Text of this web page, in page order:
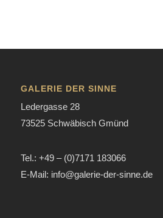
GALERIE DER SINNE
Ledergasse 28
73525 Schwäbisch Gmünd
Tel.: +49 – (0)7171 183066
E-Mail: info@galerie-der-sinne.de